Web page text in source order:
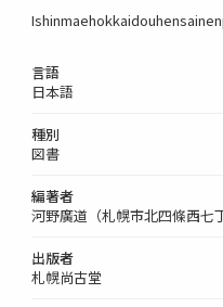
言語
日本語
種別
図書
編著者
河野廣道（札幌市北四條西七
出版者
札幌尚古堂